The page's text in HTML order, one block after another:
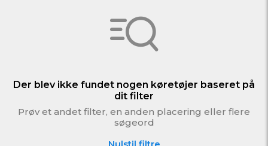
Der blev ikke fundet nogen køretøjer baseret på
dit filter
Prøv et andet filter, en anden placering eller flere
søgeord